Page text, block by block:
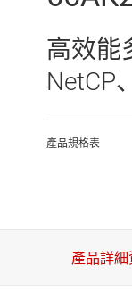
高效能
NetCP
產品規格表